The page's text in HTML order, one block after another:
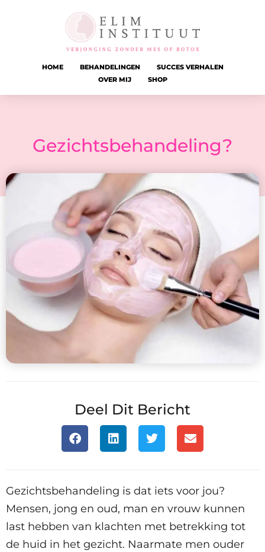
HOME BEHANDELINGEN
SUCCES VERHALEN
OVER MIJ
SHOP
Gezichtsbehandeling?
Deel Dit Bericht
Gezichtsbehandeling is dat iets voor jou?
Mensen, jong en oud, man en vrouw kunnen
last hebben van klachten met betrekking tot
de huid in het gezicht. Naarmate men ouder